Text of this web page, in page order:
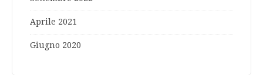
Aprile 2021
Giugno 2020